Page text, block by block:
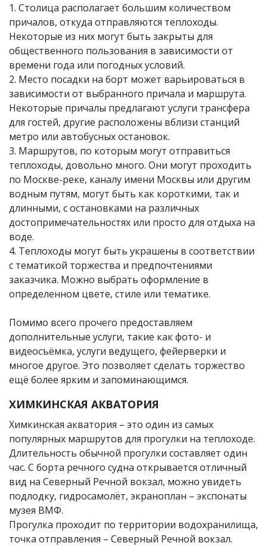
1. Столица располагает большим количеством
причалов, откуда отправляются теплоходы.
Некоторые из них могут быть закрыты для
общественного пользования в зависимости от
времени года или погодных условий.
2. Место посадки на борт может варьироваться в
зависимости от выбранного причала и маршрута.
Некоторые причалы предлагают услуги трансфера
для гостей, другие расположены вблизи станций
метро или автобусных остановок.
3. Маршрутов, по которым могут отправиться
теплоходы, довольно много. Они могут проходить
по Москве-реке, каналу имени Москвы или другим
водным путям, могут быть как короткими, так и
длинными, с остановками на различных
достопримечательностях или просто для отдыха на
воде.
4. Теплоходы могут быть украшены в соответствии
с тематикой торжества и предпочтениями
заказчика. Можно выбрать оформление в
определенном цвете, стиле или тематике.
Помимо всего прочего предоставляем
дополнительные услуги, такие как фото- и
видеосъёмка, услуги ведущего, фейерверки и
многое другое. Это позволяет сделать торжество
ещё более ярким и запоминающимся.
ХИМКИНСКАЯ АКВАТОРИЯ
Химкинская акватория – это один из самых
популярных маршрутов для прогулки на теплоходе.
Длительность обычной прогулки составляет один
час. С борта речного судна открывается отличный
вид на Северный Речной вокзал, можно увидеть
подлодку, гидросамолёт, экраноплан – экспонаты
музея ВМФ.
Прогулка проходит по территории водохранилища,
точка отправления – Северный Речной вокзал.